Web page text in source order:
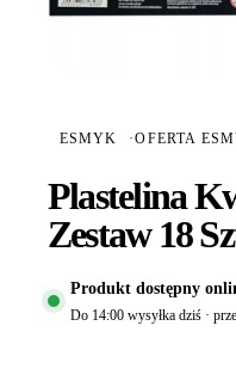
ESMYK ·OFERTA
Plastelina
Zestaw 18
Produkt dostępny
Do 14:00 wysyłka dziś ·